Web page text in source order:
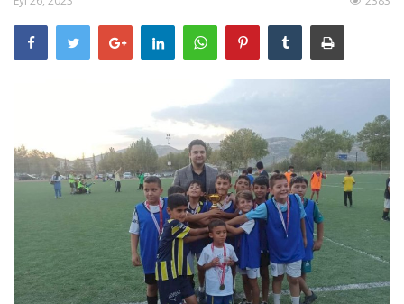
KÜNYE
MALATYA
YAZARLARIMIZ